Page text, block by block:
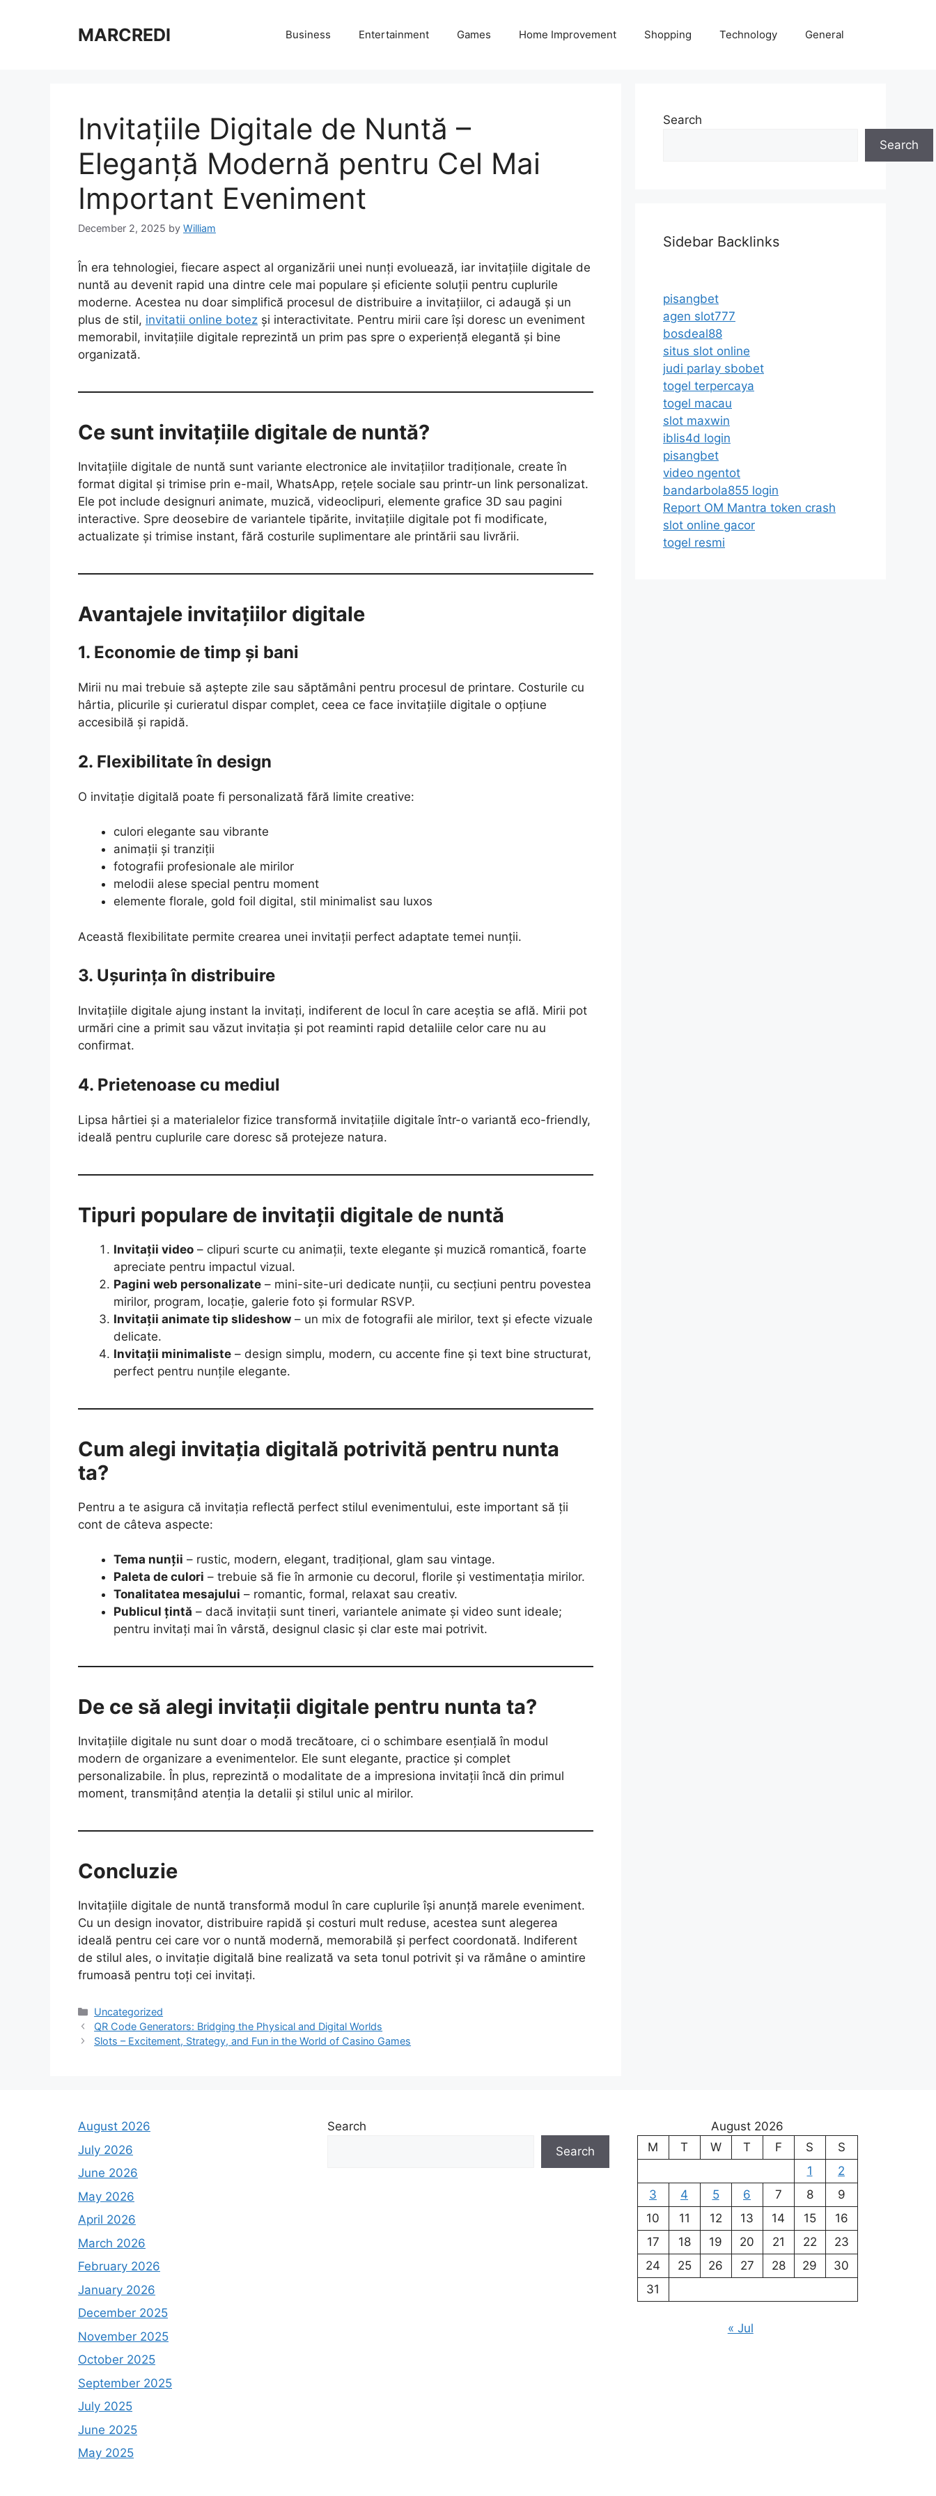
MARCREDI Business Entertainment Games Home Improvement Shopping Technology General
Invitațiile Digitale de Nuntă –
Eleganță Modernă pentru Cel Mai
Important Eveniment
December 2, 2025 by William
În era tehnologiei, fiecare aspect al organizării unei nunți evoluează, iar invitațiile digitale de
nuntă au devenit rapid una dintre cele mai populare și eficiente soluții pentru cuplurile
moderne. Acestea nu doar simplifică procesul de distribuire a invitațiilor, ci adaugă și un
plus de stil, invitatii online botez și interactivitate. Pentru mirii care își doresc un eveniment
memorabil, invitațiile digitale reprezintă un prim pas spre o experiență elegantă și bine
organizată.
Ce sunt invitațiile digitale de nuntă?
Invitațiile digitale de nuntă sunt variante electronice ale invitațiilor tradiționale, create în
format digital și trimise prin e-mail, WhatsApp, rețele sociale sau printr-un link personalizat.
Ele pot include designuri animate, muzică, videoclipuri, elemente grafice 3D sau pagini
interactive. Spre deosebire de variantele tipărite, invitațiile digitale pot fi modificate,
actualizate și trimise instant, fără costurile suplimentare ale printării sau livrării.
Avantajele invitațiilor digitale
1. Economie de timp și bani
Mirii nu mai trebuie să aștepte zile sau săptămâni pentru procesul de printare. Costurile cu
hârtia, plicurile și curieratul dispar complet, ceea ce face invitațiile digitale o opțiune
accesibilă și rapidă.
2. Flexibilitate în design
O invitație digitală poate fi personalizată fără limite creative:
culori elegante sau vibrante
animații și tranziții
fotografii profesionale ale mirilor
melodii alese special pentru moment
elemente florale, gold foil digital, stil minimalist sau luxos
Această flexibilitate permite crearea unei invitații perfect adaptate temei nunții.
3. Ușurința în distribuire
Invitațiile digitale ajung instant la invitați, indiferent de locul în care aceștia se află. Mirii pot
urmări cine a primit sau văzut invitația și pot reaminti rapid detaliile celor care nu au
confirmat.
4. Prietenoase cu mediul
Lipsa hârtiei și a materialelor fizice transformă invitațiile digitale într-o variantă eco-friendly,
ideală pentru cuplurile care doresc să protejeze natura.
Tipuri populare de invitații digitale de nuntă
Invitații video – clipuri scurte cu animații, texte elegante și muzică romantică, foarte
apreciate pentru impactul vizual.
Pagini web personalizate – mini-site-uri dedicate nunții, cu secțiuni pentru povestea
mirilor, program, locație, galerie foto și formular RSVP.
Invitații animate tip slideshow – un mix de fotografii ale mirilor, text și efecte vizuale
delicate.
Invitații minimaliste – design simplu, modern, cu accente fine și text bine structurat,
perfect pentru nunțile elegante.
Cum alegi invitația digitală potrivită pentru nunta
ta?
Pentru a te asigura că invitația reflectă perfect stilul evenimentului, este important să ții
cont de câteva aspecte:
Tema nunții – rustic, modern, elegant, tradițional, glam sau vintage.
Paleta de culori – trebuie să fie în armonie cu decorul, florile și vestimentația mirilor.
Tonalitatea mesajului – romantic, formal, relaxat sau creativ.
Publicul țintă – dacă invitații sunt tineri, variantele animate și video sunt ideale;
pentru invitați mai în vârstă, designul clasic și clar este mai potrivit.
De ce să alegi invitații digitale pentru nunta ta?
Invitațiile digitale nu sunt doar o modă trecătoare, ci o schimbare esențială în modul
modern de organizare a evenimentelor. Ele sunt elegante, practice și complet
personalizabile. În plus, reprezintă o modalitate de a impresiona invitații încă din primul
moment, transmițând atenția la detalii și stilul unic al mirilor.
Concluzie
Invitațiile digitale de nuntă transformă modul în care cuplurile își anunță marele eveniment.
Cu un design inovator, distribuire rapidă și costuri mult reduse, acestea sunt alegerea
ideală pentru cei care vor o nuntă modernă, memorabilă și perfect coordonată. Indiferent
de stilul ales, o invitație digitală bine realizată va seta tonul potrivit și va rămâne o amintire
frumoasă pentru toți cei invitați.
Categories
Uncategorized
QR Code Generators: Bridging the Physical and Digital Worlds
Slots – Excitement, Strategy, and Fun in the World of Casino Games
Search
Search
Sidebar Backlinks
pisangbet
agen slot777
bosdeal88
situs slot online
judi parlay sbobet
togel terpercaya
togel macau
slot maxwin
iblis4d login
pisangbet
video ngentot
bandarbola855 login
Report OM Mantra token crash
slot online gacor
togel resmi
August 2026
July 2026
June 2026
May 2026
April 2026
March 2026
February 2026
January 2026
December 2025
November 2025
October 2025
September 2025
July 2025
June 2025
May 2025
Search
Search
August 2026
M
T W T F S
S
1
2
3
4 5 6 7 8
9
10
11 12 13 14 15
16
17
18 19 20 21 22
23
24
25 26 27 28 29
30
31
« Jul